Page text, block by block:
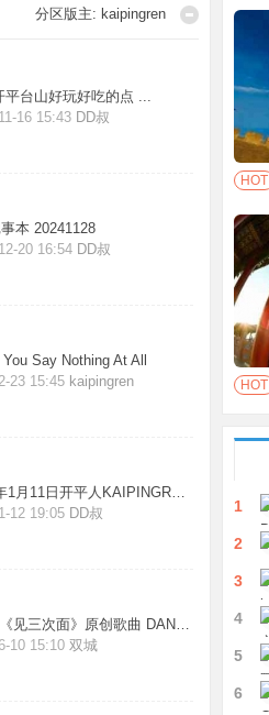
分区版主: kaipingren
平台山好玩好吃的点 ...
16 15:43 DD叔
本 20241128
20 16:54 DD叔
Say Nothing At All
23 15:45 kaipingren
2025年1月11日开平人KAIPINGREN. ...
12 19:05 DD叔
第2首《见三次面》原创歌曲 DANN ...
10 15:10 双城
HOT
HOT
1
2
3
4
5
6